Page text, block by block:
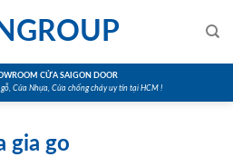
CỬA SAIGON DOOR
Cửa Nhựa, Cửa chống cháy uy tín tại HCM !
gia go